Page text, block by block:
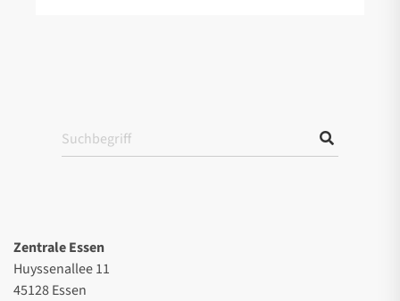
Zentrale Essen
Huyssenallee 11
45128 Essen